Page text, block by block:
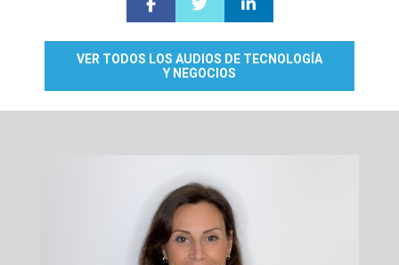
VER TODOS LOS AUDIOS DE TECNOLOGÍA
Y NEGOCIOS